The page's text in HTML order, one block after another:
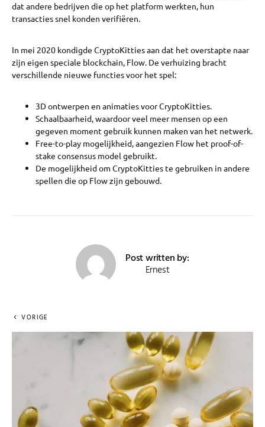
dat andere bedrijven die op het platform werkten, hun
transacties snel konden verifiëren.
In mei 2020 kondigde CryptoKitties aan dat het overstapte naar
zijn eigen speciale blockchain, Flow. De verhuizing bracht
verschillende nieuwe functies voor het spel:
3D ontwerpen en animaties voor CryptoKitties.
Schaalbaarheid, waardoor veel meer mensen op een
gegeven moment gebruik kunnen maken van het netwerk.
Free-to-play mogelijkheid, aangezien Flow het proof-of-
stake consensus model gebruikt.
De mogelijkheid om CryptoKitties te gebruiken in andere
spellen die op Flow zijn gebouwd.
Post written by:
Ernest
VORIGE